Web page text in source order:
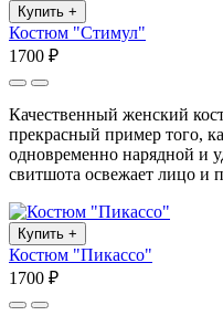
Купить +
Костюм "Стимул"
1700 ₽
Качественный женский
прекрасный пример того,
одновременно нарядной и
свитшота освежает лицо и
Купить +
Костюм "Пикассо"
1700 ₽